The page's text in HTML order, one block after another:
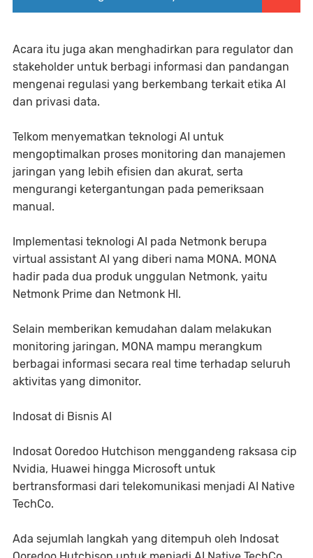
Acara itu juga akan menghadirkan para regulator dan
stakeholder untuk berbagi informasi dan pandangan
mengenai regulasi yang berkembang terkait etika AI
dan privasi data.
Telkom menyematkan teknologi AI untuk
mengoptimalkan proses monitoring dan manajemen
jaringan yang lebih efisien dan akurat, serta
mengurangi ketergantungan pada pemeriksaan
manual.
Implementasi teknologi AI pada Netmonk berupa
virtual assistant AI yang diberi nama MONA. MONA
hadir pada dua produk unggulan Netmonk, yaitu
Netmonk Prime dan Netmonk HI.
Selain memberikan kemudahan dalam melakukan
monitoring jaringan, MONA mampu merangkum
berbagai informasi secara real time terhadap seluruh
aktivitas yang dimonitor.
Indosat di Bisnis AI
Indosat Ooredoo Hutchison menggandeng raksasa cip
Nvidia, Huawei hingga Microsoft untuk
bertransformasi dari telekomunikasi menjadi AI Native
TechCo.
Ada sejumlah langkah yang ditempuh oleh Indosat